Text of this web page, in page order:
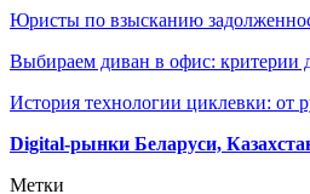
Юристы по взысканию
Выбираем диван в офис: критерии
История технологии циклевки:
Digital-рынки Беларуси,
Метки